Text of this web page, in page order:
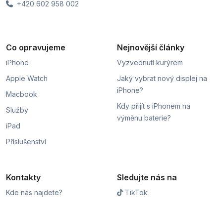
+420 602 958 002
Co opravujeme
iPhone
Apple Watch
Macbook
Služby
iPad
Příslušenství
Nejnovější články
Vyzvednutí kurýrem
Jaký vybrat nový displej na
iPhone?
Kdy přijít s iPhonem na
výměnu baterie?
Kontakty
Kde nás najdete?
Sledujte nás na
TikTok